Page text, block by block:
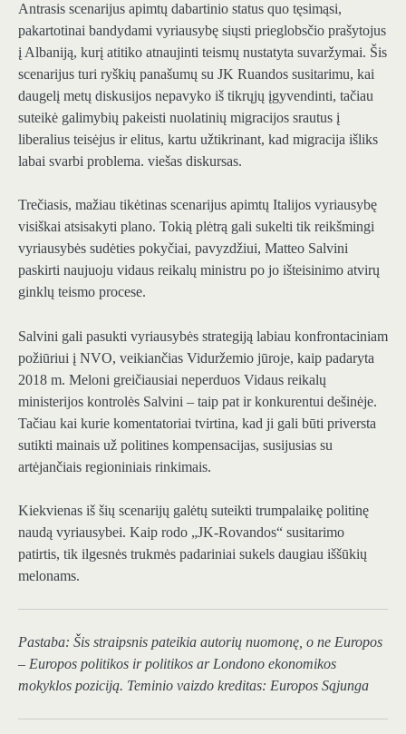
Antrasis scenarijus apimtų dabartinio status quo tęsimąsi,
pakartotinai bandydami vyriausybę siųsti prieglobsčio prašytojus
į Albaniją, kurį atitiko atnaujinti teismų nustatyta suvaržymai. Šis
scenarijus turi ryškių panašumų su JK Ruandos susitarimu, kai
daugelį metų diskusijos nepavyko iš tikrųjų įgyvendinti, tačiau
suteikė galimybių pakeisti nuolatinių migracijos srautus į
liberalius teisėjus ir elitus, kartu užtikrinant, kad migracija išliks
labai svarbi problema. viešas diskursas.
Trečiasis, mažiau tikėtinas scenarijus apimtų Italijos vyriausybę
visiškai atsisakyti plano. Tokią plėtrą gali sukelti tik reikšmingi
vyriausybės sudėties pokyčiai, pavyzdžiui, Matteo Salvini
paskirti naujuoju vidaus reikalų ministru po jo išteisinimo atvirų
ginklų teismo procese.
Salvini gali pasukti vyriausybės strategiją labiau konfrontaciniam
požiūriui į NVO, veikiančias Viduržemio jūroje, kaip padaryta
2018 m. Meloni greičiausiai neperduos Vidaus reikalų
ministerijos kontrolės Salvini – taip pat ir konkurentui dešinėje.
Tačiau kai kurie komentatoriai tvirtina, kad ji gali būti priversta
sutikti mainais už politines kompensacijas, susijusias su
artėjančiais regioniniais rinkimais.
Kiekvienas iš šių scenarijų galėtų suteikti trumpalaikę politinę
naudą vyriausybei. Kaip rodo „JK-Rovandos“ susitarimo
patirtis, tik ilgesnės trukmės padariniai sukels daugiau iššūkių
melonams.
Pastaba: Šis straipsnis pateikia autorių nuomonę, o ne Europos
– Europos politikos ir politikos ar Londono ekonomikos
mokyklos poziciją. Teminio vaizdo kreditas: Europos Sąjunga